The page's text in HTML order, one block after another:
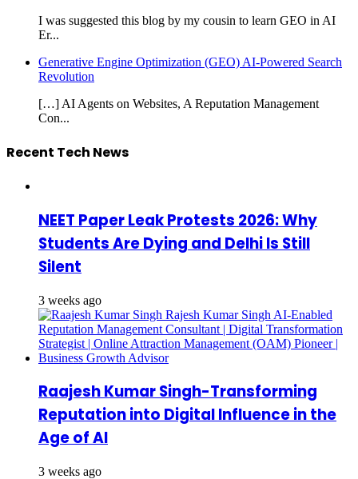
I was suggested this blog by my cousin to learn GEO in AI
Er...
Generative Engine Optimization (GEO) AI-Powered Search
Revolution
[…] AI Agents on Websites, A Reputation Management
Con...
Recent Tech News
NEET Paper Leak Protests 2026: Why
Students Are Dying and Delhi Is Still
Silent
3 weeks ago
Raajesh Kumar Singh-Transforming
Reputation into Digital Influence in the
Age of AI
3 weeks ago